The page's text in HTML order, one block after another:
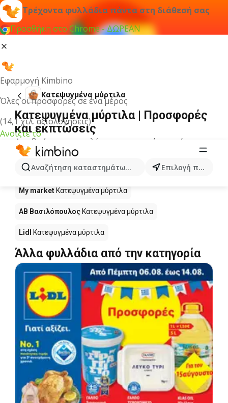
Τρέχοντα φυλλάδια πάντα στη διάθεσή σας
Προσθήκη στο Chrome - ΔΩΡΕΑΝ
Εφαρμογή Kimbino
Όλες οι προσφορές σε ένα μέρος
(14,1 χιλ. αξιολογήσεις)
Ανοίξτε το
Αναζήτηση καταστημάτων, κατηγοριών, προϊόντων...
Επιλογή πόλης
Κατεψυγμένα μύρτιλα
Κατεψυγμένα μύρτιλα | Προσφορές
και εκπτώσεις
Δεν βρήκαμε αποτελέσματα για αυτόν τον όρο.
Κατεψυγμένα μύρτιλα σε προσφορά
- Πού να αγοράσετε;
My market Κατεψυγμένα μύρτιλα
ΑΒ Βασιλόπουλος Κατεψυγμένα μύρτιλα
Lidl Κατεψυγμένα μύρτιλα
Άλλα φυλλάδια από την κατηγορία